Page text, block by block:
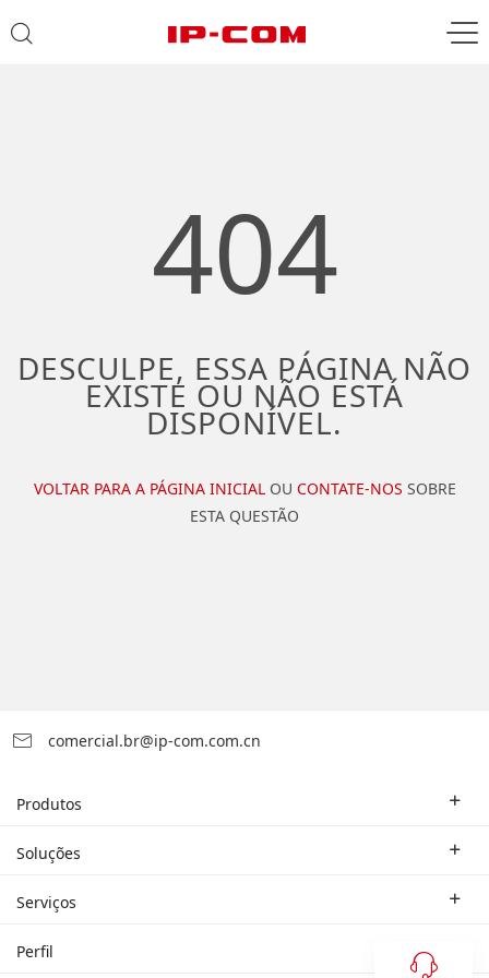
404
DESCULPE, ESSA PÁGINA NÃO
EXISTE OU NÃO ESTÁ
DISPONÍVEL.
VOLTAR PARA A PÁGINA INICIALOU CONTATE-NOS SOBRE
ESTA QUESTÃO
comercial.br@ip-com.com.cn
Produtos
Roteador Empresarial
Rede Doméstica
Soluções
Soluções Industriais
Serviços
Empresa do Ramo
Perfil